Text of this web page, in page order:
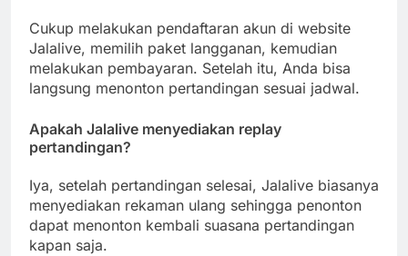
Cukup melakukan pendaftaran akun di website
Jalalive, memilih paket langganan, kemudian
melakukan pembayaran. Setelah itu, Anda bisa
langsung menonton pertandingan sesuai jadwal.
Apakah Jalalive menyediakan replay
pertandingan?
Iya, setelah pertandingan selesai, Jalalive biasanya
menyediakan rekaman ulang sehingga penonton
dapat menonton kembali suasana pertandingan
kapan saja.